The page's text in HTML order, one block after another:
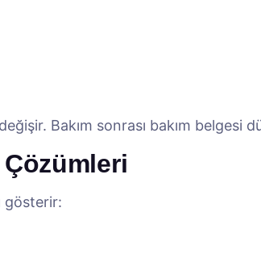
Bakım sonrası bakım belgesi
gösterir: